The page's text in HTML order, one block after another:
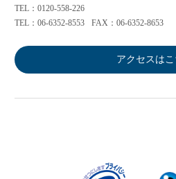
TEL：0120-558-226
TEL：06-6352-8553
FAX：06-6352-8653
アクセスはこ